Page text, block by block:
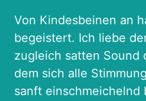
Von Kindesbeinen an
begeistert. Ich liebe
zugleich satten Sound
dem sich alle
sanft einschmeichelnd